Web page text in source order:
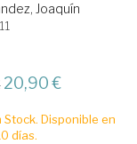
Joaquín
20,90 €
Stock. Disponible en
días.